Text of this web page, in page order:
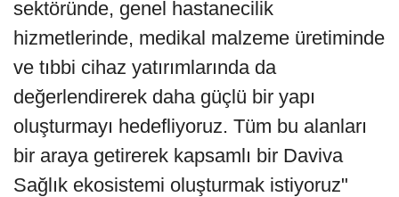
sektöründe, genel hastanecilik
hizmetlerinde, medikal malzeme üretiminde
ve tıbbi cihaz yatırımlarında da
değerlendirerek daha güçlü bir yapı
oluşturmayı hedefliyoruz. Tüm bu alanları
bir araya getirerek kapsamlı bir Daviva
Sağlık ekosistemi oluşturmak istiyoruz"